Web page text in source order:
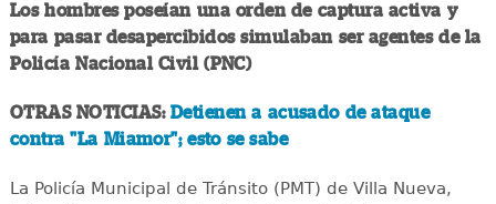
Los hombres poseían una orden de captura activa y
para pasar desapercibidos simulaban ser agentes de la
Policía Nacional Civil (PNC)
OTRAS NOTICIAS: Detienen a acusado de ataque
contra "La Miamor"; esto se sabe
La Policía Municipal de Tránsito (PMT) de Villa Nueva,